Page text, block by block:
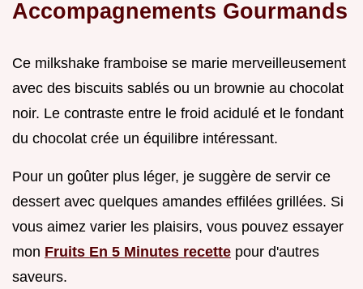
Accompagnements Gourmands
Ce milkshake framboise se marie merveilleusement
avec des biscuits sablés ou un brownie au chocolat
noir. Le contraste entre le froid acidulé et le fondant
du chocolat crée un équilibre intéressant.
Pour un goûter plus léger, je suggère de servir ce
dessert avec quelques amandes effilées grillées. Si
vous aimez varier les plaisirs, vous pouvez essayer
mon Fruits En 5 Minutes recette pour d'autres
saveurs.